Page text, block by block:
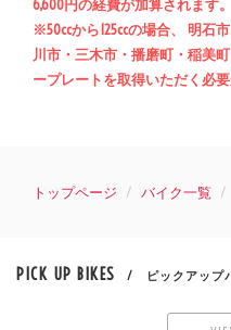
6,600円の経費が加算されます。
※50ccから125ccの場合、 明石
川市・三木市・播磨町・稲美
ープレートを取得いただく必要
トップページ バイク一覧
PICK UP BIKES / ピックアップ